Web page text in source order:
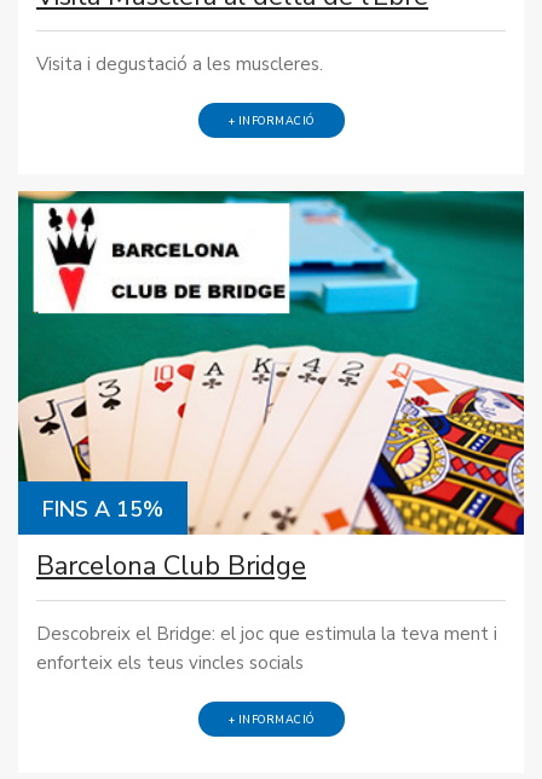
Visita i degustació a les muscleres.
+ INFORMACIÓ
FINS A 15%
Barcelona Club Bridge
Descobreix el Bridge: el joc que estimula la teva ment i
enforteix els teus vincles socials
+ INFORMACIÓ